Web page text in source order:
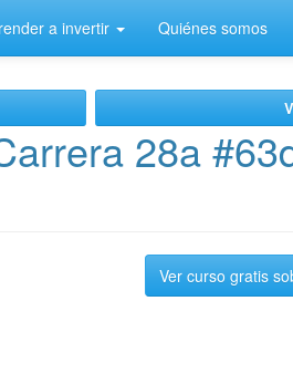
a invertir Quiénes somos
28a
Ver curso gratis